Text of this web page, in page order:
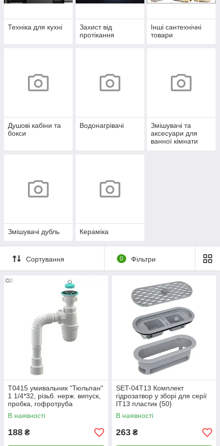
Техніка для кухні
Захист від
протікання
Інші сантехнічні
товари
Душові кабіни та
бокси
Водонагрівачі
Змішувачі та
аксесуари для
ванної кімнати
Змішувачі дубль Кераміка
Сортування 0 Фільтри
Т0415 умивальник "Тюльпан"
1 1/4*32, різьб. нерж. випуск,
пробка, гофротруба
32*32/40/50{30}
В наявності
188 ₴
SET-04T13 Комплект
гідрозатвор у зборі для серії
IT13 пластик {50}
В наявності
263 ₴